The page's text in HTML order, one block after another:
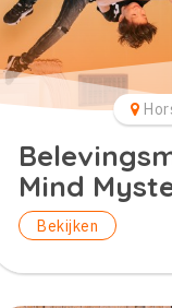
Mind
Bekijken